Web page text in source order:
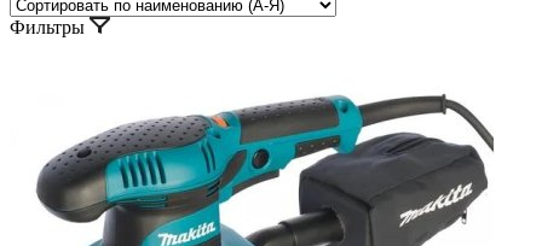
Фильтры